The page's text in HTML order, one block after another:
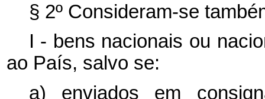
§ 2º Consideram-se
I - bens nacionais ou
ao País, salvo se:
a) enviados em